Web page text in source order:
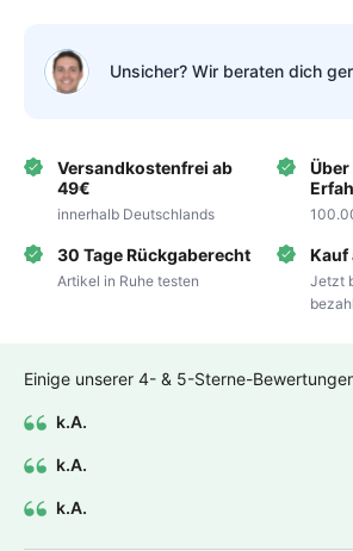
Unsicher? Wir beraten dich
Versandkostenfrei ab
49€
innerhalb Deutschlands
30 Tage Rückgaberecht
Artikel in Ruhe testen
Kauf
Jetzt
Einige unserer 4- & 5-Sterne-
k.A.
k.A.
k.A.